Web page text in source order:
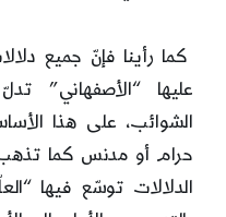
كما رأينا فإنّ جميع
عليها “الأصفهاني”
الشوائب، على هذا
حرام أو مدنس كما تذهب
الدلالات توسّع فيها